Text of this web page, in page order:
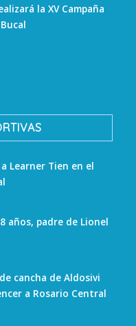
la XV Campaña
Learner Tien en el
años, padre de Lionel
cancha de Aldosivi
a Rosario Central